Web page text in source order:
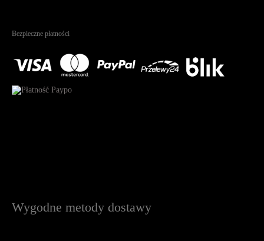
Bezpieczne płatności
Wygodne metody dostawy